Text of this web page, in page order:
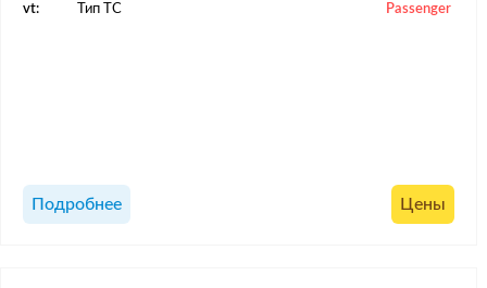
vt: Тип ТС Passenger
Подробнее Цены